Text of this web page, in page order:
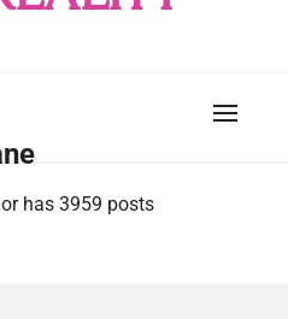
has 3959 posts